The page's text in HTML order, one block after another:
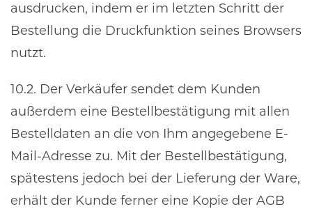
ausdrucken, indem er im letzten Schritt der
Bestellung die Druckfunktion seines Browsers
nutzt.
10.2. Der Verkäufer sendet dem Kunden
außerdem eine Bestellbestätigung mit allen
Bestelldaten an die von Ihm angegebene E-
Mail-Adresse zu. Mit der Bestellbestätigung,
spätestens jedoch bei der Lieferung der Ware,
erhält der Kunde ferner eine Kopie der AGB